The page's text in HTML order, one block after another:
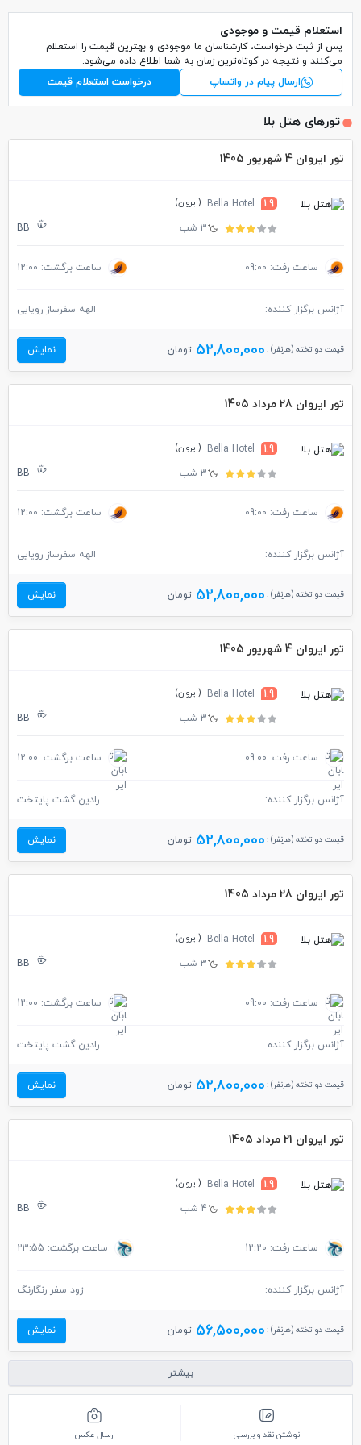
استعلام قیمت و موجودی
پس از ثبت درخواست، کارشناسان ما موجودی و بهترین قیمت را استعلام
می‌کنند و نتیجه در کوتاه‌ترین زمان به شما اطلاع داده می‌شود.
ارسال پیام در واتساپ
درخواست استعلام قیمت
تورهای هتل بلا
تور ایروان 4 شهریور 1405
1.9
Bella Hotel (ایروان)
3 شب BB
ساعت رفت: 09:00 ساعت برگشت: 12:00
آژانس برگزار کننده: الهه سفرساز رویایی
قیمت دو تخته (هرنفر) : 52,800,000 تومان نمایش
تور ایروان 28 مرداد 1405
1.9
Bella Hotel (ایروان)
3 شب BB
ساعت رفت: 09:00 ساعت برگشت: 12:00
آژانس برگزار کننده: الهه سفرساز رویایی
قیمت دو تخته (هرنفر) : 52,800,000 تومان نمایش
تور ایروان 4 شهریور 1405
1.9
Bella Hotel (ایروان)
3 شب BB
ساعت رفت: 09:00 ساعت برگشت: 12:00
آژانس برگزار کننده: رادین گشت پایتخت
قیمت دو تخته (هرنفر) : 52,800,000 تومان نمایش
تور ایروان 28 مرداد 1405
1.9
Bella Hotel (ایروان)
3 شب BB
ساعت رفت: 09:00 ساعت برگشت: 12:00
آژانس برگزار کننده: رادین گشت پایتخت
قیمت دو تخته (هرنفر) : 52,800,000 تومان نمایش
تور ایروان 21 مرداد 1405
1.9
Bella Hotel (ایروان)
4 شب BB
ساعت رفت: 12:20 ساعت برگشت: 23:55
آژانس برگزار کننده: زود سفر رنگارنگ
قیمت دو تخته (هرنفر) : 56,500,000 تومان نمایش
بیشتر
نوشتن نقد و بررسی ارسال عکس